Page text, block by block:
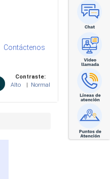
Contáctenos
Contraste:
Alto
Normal